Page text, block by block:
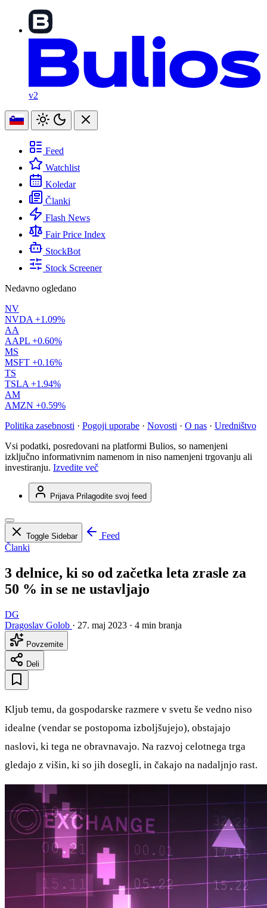
v2
Feed
Watchlist
Koledar
Članki
Flash News
Fair Price Index
StockBot
Stock Screener
Nedavno ogledano
NV
NVDA +1.09%
AA
AAPL +0.60%
MS
MSFT +0.16%
TS
TSLA +1.94%
AM
AMZN +0.59%
Politika zasebnosti · Pogoji uporabe · Novosti · O nas · Uredništvo
Vsi podatki, posredovani na platformi Bulios, so namenjeni
izključno informativnim namenom in niso namenjeni trgovanju ali
investiranju. Izvedite več
Prijava Prilagodite svoj feed
Toggle Sidebar
Feed
Članki
3 delnice, ki so od začetka leta zrasle za
50 % in se ne ustavljajo
DG
Dragoslav Golob · 27. maj 2023 · 4 min branja
Povzemite
Deli
Kljub temu, da gospodarske razmere v svetu še vedno niso
idealne (vendar se postopoma izboljšujejo), obstajajo
naslovi, ki tega ne obravnavajo. Na razvoj celotnega trga
gledajo z višin, ki so jih dosegli, in čakajo na nadaljnjo rast.